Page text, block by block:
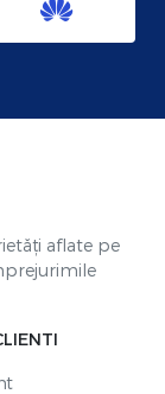
aflate pe